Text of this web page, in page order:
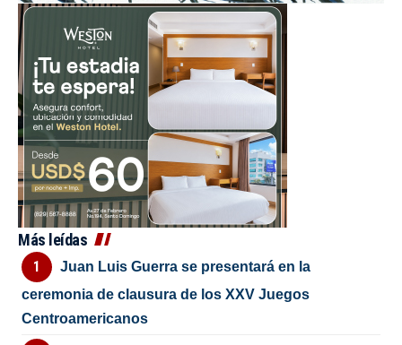
Más leídas
Juan Luis Guerra se presentará en la
ceremonia de clausura de los XXV Juegos
Centroamericanos